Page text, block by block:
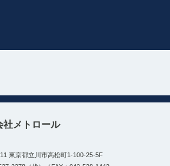
社メトロール
東京都立川市高松町1-100-25-5F